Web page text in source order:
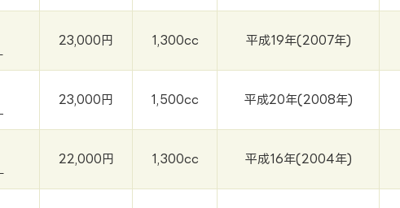
23,000円 1,300cc 平成19年(2007年)
23,000円 1,500cc 平成20年(2008年)
22,000円 1,300cc 平成16年(2004年)